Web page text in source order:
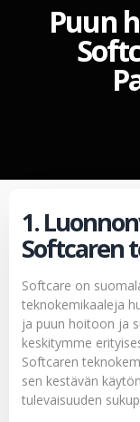
Puun
1.
Softcaren
Softcare on
teknokemikaaleja
ja puun hoitoon ja
keskitymme
Softcaren
sen kestävän
tulevaisuuden